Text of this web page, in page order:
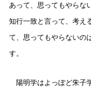
あって、思ってもやらな
知行一致と言って、考え
て、思ってもやらないの
す。
陽明学はよっぽど朱子